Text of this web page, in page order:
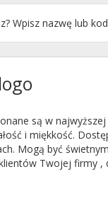
są w
i miękkość.
Mogą być
Twojej firmy ,